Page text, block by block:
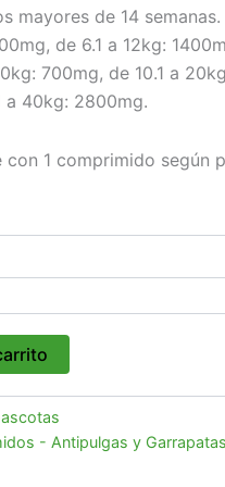
mayores de 14
de 6.1 a 12kg:
700mg, de 10.1 a
a 40kg: 2800mg.
con 1 comprimido según
- Antipulgas y